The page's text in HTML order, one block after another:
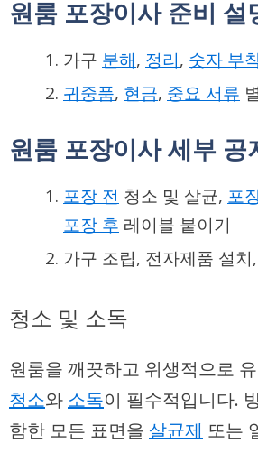
원룸 포장이사 준비 설
가구 분해, 정리, 숫자 부
귀중품, 현금, 중요 서류
원룸 포장이사 세부 공
포장 전 청소 및 살균, 포
포장 후 레이블 붙이기
가구 조립, 전자제품 설
청소 및 소독
원룸을 깨끗하고 위생적으로
청소와 소독이 필수적입니다.
함한 모든 표면을 살균제 또는